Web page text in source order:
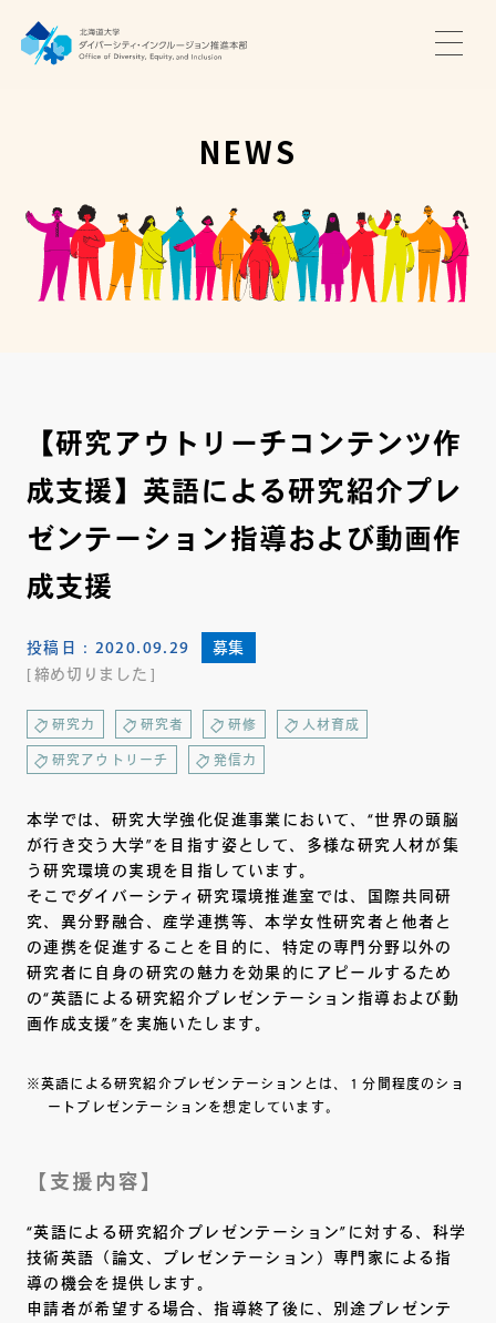
推進本部について
アクセス・お問い合わせ
NEWS
【研究アウトリーチコンテンツ作
成支援】英語による研究紹介プレ
ゼンテーション指導および動画作
成支援
投稿日： 2020.09.29
募集
締め切りました
研究力 研究者 研修 人材育成
研究アウトリーチ 発信力
本学では、研究大学強化促進事業において、“世界の頭脳
が行き交う大学”を目指す姿として、多様な研究人材が集
う研究環境の実現を目指しています。
そこでダイバーシティ研究環境推進室では、国際共同研
究、異分野融合、産学連携等、本学女性研究者と他者と
の連携を促進することを目的に、特定の専門分野以外の
研究者に自身の研究の魅力を効果的にアピールするため
の“英語による研究紹介プレゼンテーション指導および動
画作成支援”を実施いたします。
※英語による研究紹介プレゼンテーションとは、１分間程度のショ
ートプレゼンテーションを想定しています。
【支援内容】
“英語による研究紹介プレゼンテーション”に対する、科学
技術英語（論文、プレゼンテーション）専門家による指
導の機会を提供します。
申請者が希望する場合、指導終了後に、別途プレゼンテ